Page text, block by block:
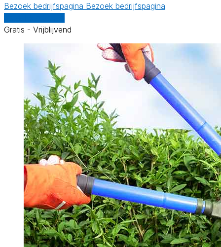
Bezoek bedrijfspagina Bezoek bedrijfspagina
Gratis - Vrijblijvend